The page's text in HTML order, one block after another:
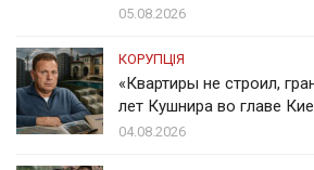
05.08.2026
КОРУПЦІЯ
«Квартиры не строил,
лет Кушнира во главе
04.08.2026